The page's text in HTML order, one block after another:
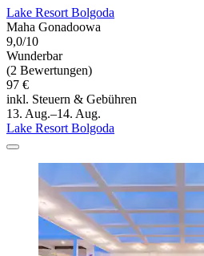
Lake Resort Bolgoda
Maha Gonadoowa
9,0/10
Wunderbar
(2 Bewertungen)
97 €
inkl. Steuern & Gebühren
13. Aug.–14. Aug.
Lake Resort Bolgoda